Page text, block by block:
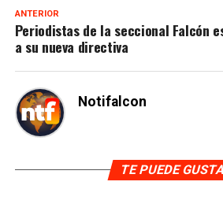
ANTERIOR
Periodistas de la seccional Falcón
a su nueva directiva
Notifalcon
TE PUEDE